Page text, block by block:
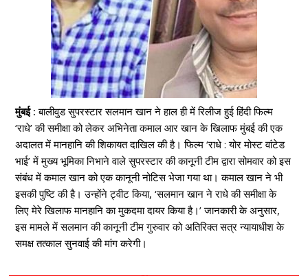
मुंबई : बालीवुड सुपरस्टार सलमान खान ने हाल ही में रिलीज हुई हिंदी फिल्म
‘राधे’ की समीक्षा को लेकर अभिनेता कमाल आर खान के खिलाफ मुंबई की एक
अदालत में मानहानि की शिकायत दाखिल की है। फिल्म ‘राधे : योर मोस्ट वांटेड
भाई’ में मुख्य भूमिका निभाने वाले सुपरस्टार की कानूनी टीम द्वारा सोमवार को इस
संबंध में कमाल खान को एक कानूनी नोटिस भेजा गया था। कमाल खान ने भी
इसकी पुष्टि की है। उन्होंने ट्वीट किया, ‘सलमान खान ने राधे की समीक्षा के
लिए मेरे खिलाफ मानहानि का मुकदमा दायर किया है।’ जानकारी के अनुसार,
इस मामले में सलमान की कानूनी टीम गुरुवार को अतिरिक्त सत्र न्यायाधीश के
समक्ष तत्काल सुनवाई की मांग करेगी।